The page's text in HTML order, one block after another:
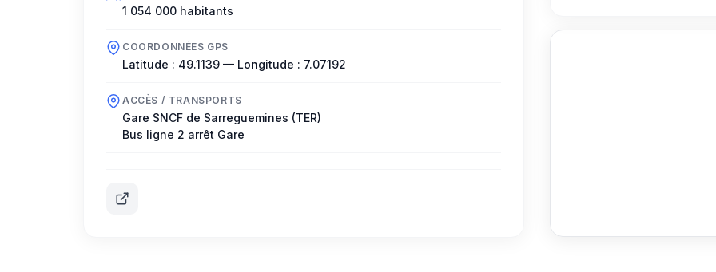
1 054 000 habitants
COORDONNÉES GPS
Latitude : 49.1139 — Longitude : 7.07192
ACCÈS / TRANSPORTS
Gare SNCF de Sarreguemines (TER)
Bus ligne 2 arrêt Gare